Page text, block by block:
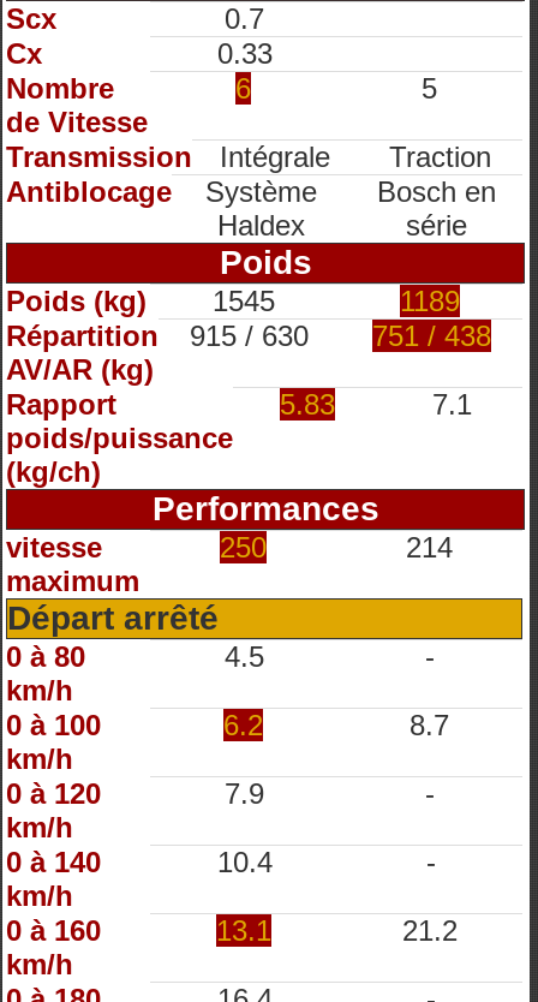
Scx
0.7
Cx
0.33
Nombre
de Vitesse
6 5
Transmission Intégrale
Traction
Antiblocage
Système
Haldex
Bosch en
série
Poids
Poids (kg) 1545
1189
Répartition
AV/AR (kg)
915 / 630 751 / 438
Rapport
poids/puissance
(kg/ch)
5.83 7.1
Performances
vitesse
maximum
250 214
Départ arrêté
0 à 80
km/h
4.5 -
0 à 100
km/h
6.2 8.7
0 à 120
km/h
7.9 -
0 à 140
km/h
10.4 -
0 à 160
km/h
13.1 21.2